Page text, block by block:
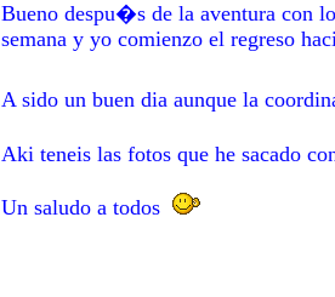
Bueno despu�s de la aventura con
semana y yo comienzo el regreso
A sido un buen dia aunque la
Aki teneis las fotos que he sacado
Un saludo a todos